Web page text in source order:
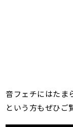
音フェチにはたま
という方もぜひご